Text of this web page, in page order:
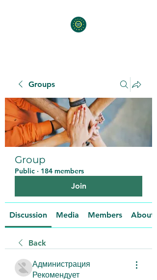
Groups
Group
Public · 184 members
Join
Discussion Media Members About
Back
Администрация
Рекомендует